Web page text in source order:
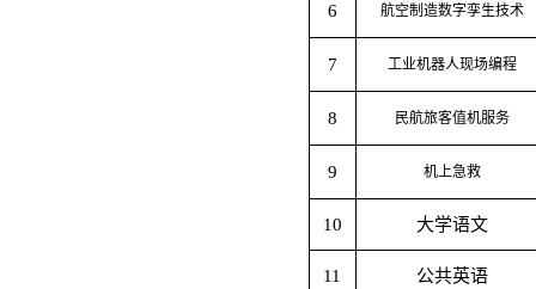
6 航空制造数字孪生技术
7 工业机器人现场编程
8 民航旅客值机服务
9 机上急救
10 大学语文
11 公共英语